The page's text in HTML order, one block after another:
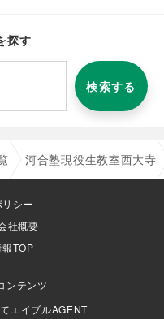
探す
検索する
河合塾現役生教室西大寺
シー
社概要
TOP
ンテンツ
エイブルAGENT